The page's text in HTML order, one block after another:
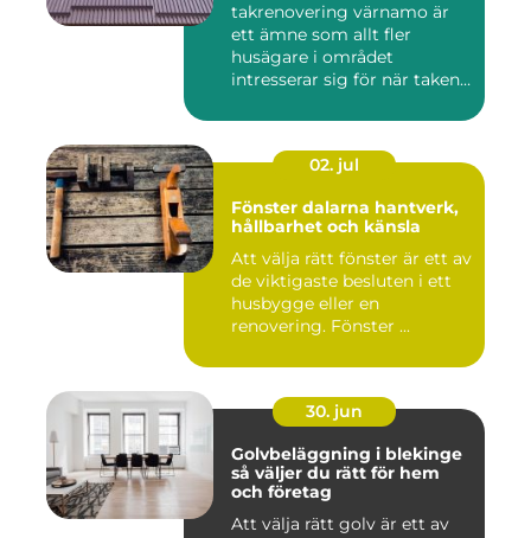
takrenovering värnamo är
ett ämne som allt fler
husägare i området
intresserar sig för när taken
02. jul
Fönster dalarna hantverk,
hållbarhet och känsla
Att välja rätt fönster är ett av
de viktigaste besluten i ett
husbygge eller en
renovering. Fönster ...
30. jun
Golvbeläggning i blekinge
så väljer du rätt för hem
och företag
Att välja rätt golv är ett av